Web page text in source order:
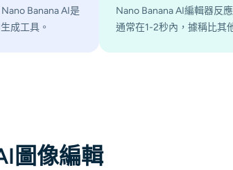
Banana AI是
成工具。
Nano Banana AI編輯器反
通常在1-2秒內，據稱比其
圖像編輯